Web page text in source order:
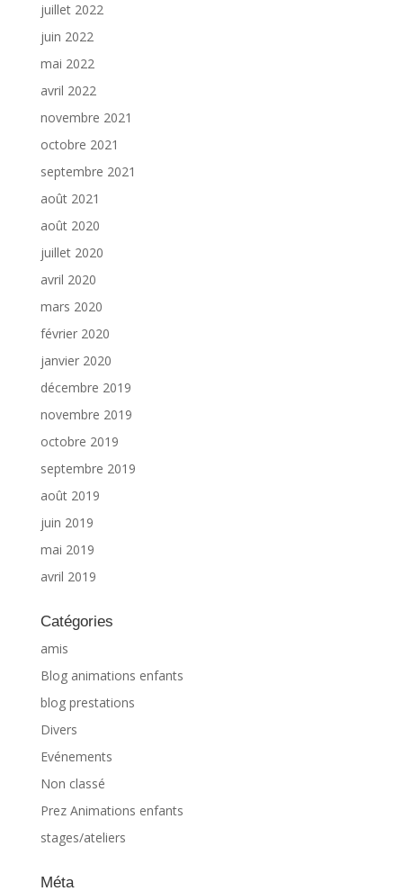
juillet 2022
juin 2022
mai 2022
avril 2022
novembre 2021
octobre 2021
septembre 2021
août 2021
août 2020
juillet 2020
avril 2020
mars 2020
février 2020
janvier 2020
décembre 2019
novembre 2019
octobre 2019
septembre 2019
août 2019
juin 2019
mai 2019
avril 2019
Catégories
amis
Blog animations enfants
blog prestations
Divers
Evénements
Non classé
Prez Animations enfants
stages/ateliers
Méta